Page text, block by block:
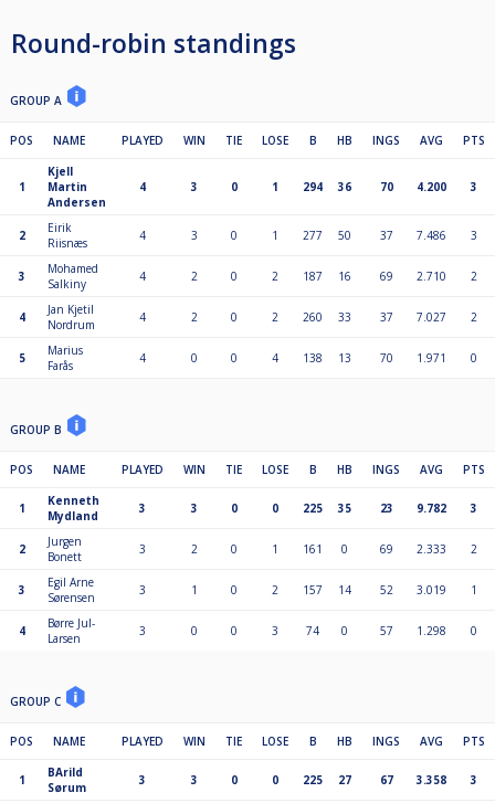
Comfort Hotel Porsgrunn,ligger 5 min i fra klubben med bil
Ca 1200,- for både enkelt og dobbeltrom
Vi har 6 stk nye dynamic 3 bord med simonis 860 tournament blue duk på
Det er 2 stk toaletter,ett dame og ett herretoalett.
Kiosken vil være åpen under hele turneringen med noe forskjellig mat som
baguetter,lapsskaus,pølser,nudler,toast…..
pris!
Så da vil vi i Grenland Biljardklubb ønske dere alle en hyggelig turnering
sammen med oss
Round-robin standings
GROUP A
POS NAME PLAYED WIN TIE LOSE B HB INGS AVG PTS
1
Kjell
Martin
Andersen
4 3 0 1 294 36 70 4.200 3
2
Eirik
Riisnæs
4 3 0 1 277 50 37 7.486 3
3
Mohamed
Salkiny
4 2 0 2 187 16 69 2.710 2
4
Jan Kjetil
Nordrum
4 2 0 2 260 33 37 7.027 2
5
Marius
Farås
4 0 0 4 138 13 70 1.971 0
GROUP B
POS NAME PLAYED WIN TIE LOSE B HB INGS AVG PTS
1
Kenneth
Mydland
3 3 0 0 225 35 23 9.782 3
2
Jurgen
Bonett
3 2 0 1 161 0 69 2.333 2
3
Egil Arne
Sørensen
3 1 0 2 157 14 52 3.019 1
4
Børre Jul-
Larsen
3 0 0 3 74 0 57 1.298 0
GROUP C
POS NAME PLAYED WIN TIE LOSE B HB INGS AVG PTS
1
BArild
Sørum
3 3 0 0 225 27 67 3.358 3